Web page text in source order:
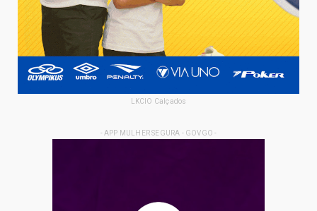
LKCIO Calçados
- APP MULHER SEGURA - GOVGO -